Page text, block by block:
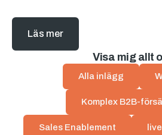
Läs mer
Visa mig allt
Alla inlägg
Komplex B2B-
Sales Enablement live